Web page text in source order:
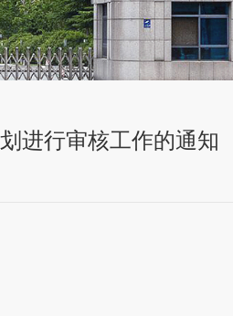
进行审核工作的通知